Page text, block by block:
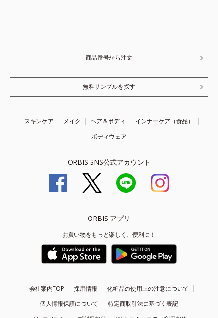
商品番号から注文
無料サンプルを探す
スキンケア メイク ヘア＆ボディ
インナーケア（食品）
ボディウェア
ORBIS SNS公式アカウント
ORBIS アプリ
お買い物をもっと楽しく、便利に！
会社案内TOP 採用情報
化粧品の使用上の注意について
個人情報保護について
特定商取引法に基づく表記